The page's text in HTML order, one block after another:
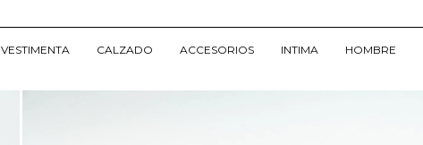
VESTIMENTA CALZADO ACCESORIOS INTIMA HOMBRE